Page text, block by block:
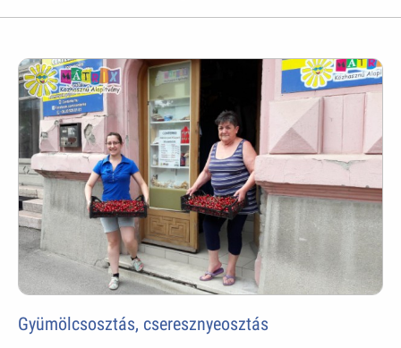
Gyümölcsosztás, cseresznyeosztás